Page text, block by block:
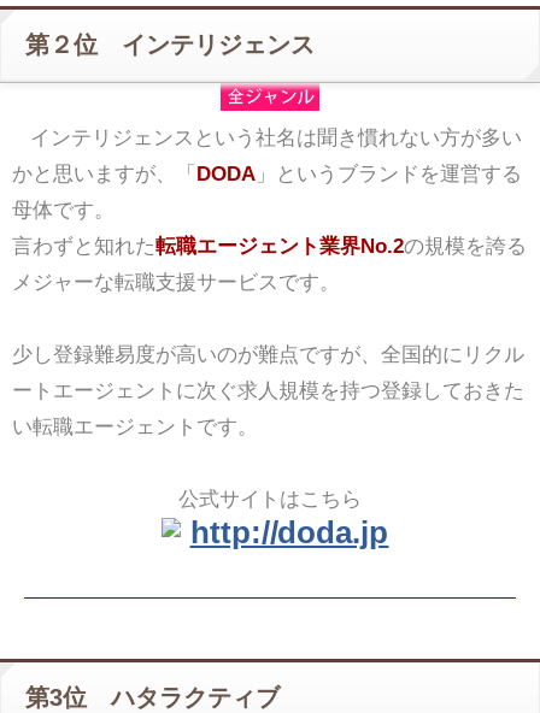
第２位 インテリジェンス
インテリジェンスという社名は聞き慣れない方が多い
かと思いますが、「 DODA」というブランドを運営する
母体です。
言わずと知れた転職エージェント業界No.2の規模を誇る
メジャーな転職支援サービスです。
少し登録難易度が高いのが難点ですが、全国的にリクル
ートエージェントに次ぐ求人規模を持つ登録しておきた
い転職エージェントです。
公式サイトはこちら
http://doda.jp
第3位 ハタラクティブ